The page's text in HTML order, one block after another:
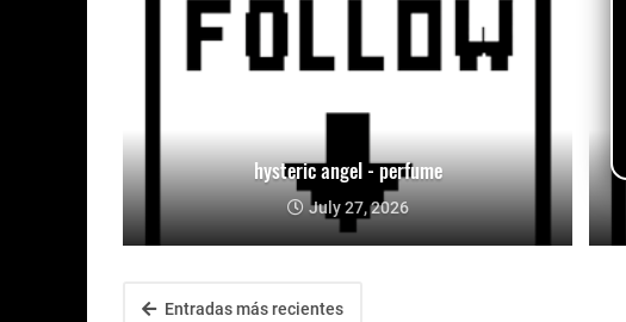
hysteric angel - perfume
July 27, 2026
Entradas más recientes